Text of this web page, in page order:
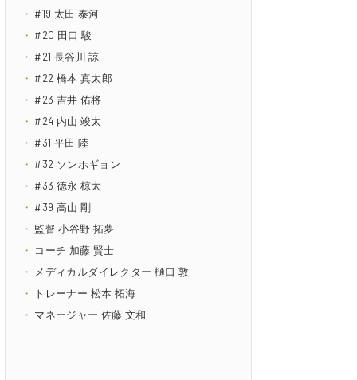
#19 太田 泰河
#20 田口 駿
#21 長谷川 諒
#22 橋本 真太郎
#23 吉井 佑将
#24 内山 竣太
#31 平田 陸
#32 ソンホギョン
#33 徳永 椋太
#39 高山 剛
監督 小谷野 拓夢
コーチ 加藤 賢士
メディカルダイレクター 樋口 敦
トレーナー 松本 拓海
マネージャー 佐藤 文和